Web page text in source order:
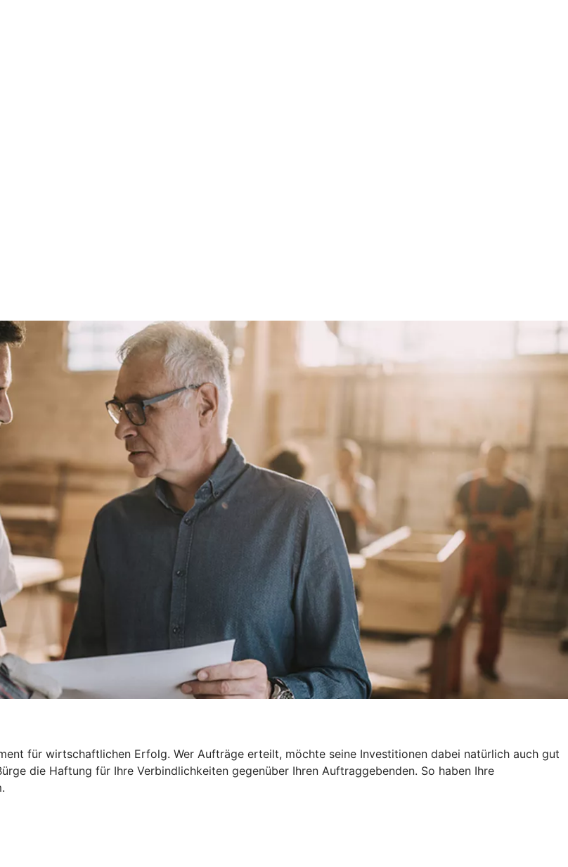
für wirtschaftlichen Erfolg. Wer Aufträge erteilt, möchte seine Investitionen dabei natürlich auch gut
die Haftung für Ihre Verbindlichkeiten gegenüber Ihren Auftraggebenden. So haben Ihre